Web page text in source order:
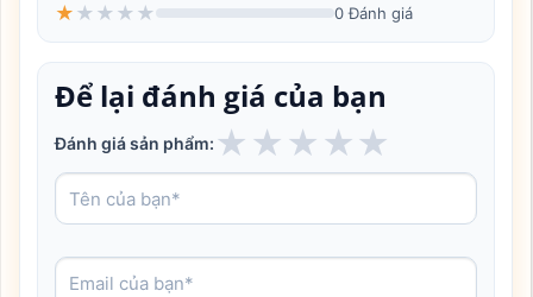
★ ★ ★ ★ ★ 0 Đánh giá
Để lại đánh giá của bạn
Đánh giá sản phẩm: ★ ★ ★ ★★